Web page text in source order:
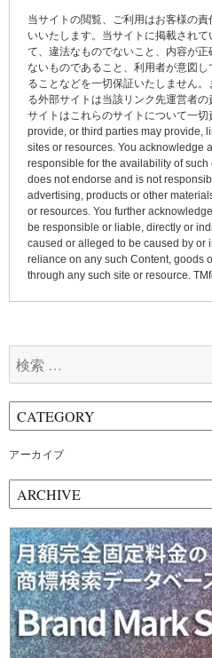
当サイトの閲覧、ご利用はお客様の
いいたします。当サイトに掲載され
て、違法なものでないこと、内容が
ないものであること、利用者が意図
ることなどを一切保証いたしません
る外部サイトは当該リンク先運営者
サイトはこれらのサイトについて一
provide, or third parties may provide,
sites or resources. You acknowledge
responsible for the availability of
does not endorse and is not
advertising, products or other
or resources. You further
be responsible or liable, directly or
caused or alleged to be caused by or
reliance on any such Content, goods
through any such site or resource.
索:
アーカイブ
ー
カ
イ
ブ